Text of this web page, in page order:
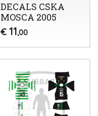
DECALS CSKA
MOSCA 2005
€ 11,00